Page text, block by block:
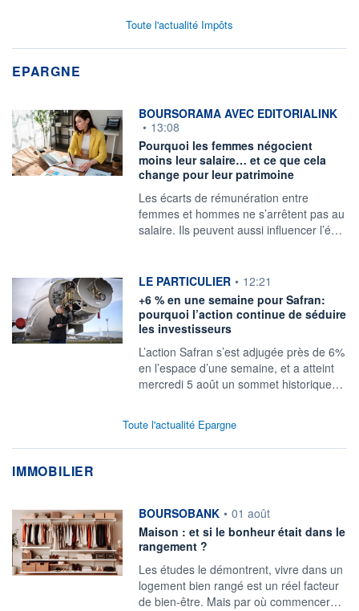
Toute l'actualité Impôts
EPARGNE
information fournie par
BOURSORAMA AVEC EDITORIALINK
• 13:08
Pourquoi les femmes négocient
moins leur salaire… et ce que cela
change pour leur patrimoine
Les écarts de rémunération entre
femmes et hommes ne s’arrêtent pas au
salaire. Ils peuvent aussi influencer l’é…
information fournie par
LE PARTICULIER • 12:21
+6 % en une semaine pour Safran:
pourquoi l’action continue de séduire
les investisseurs
L’action Safran s’est adjugée près de 6%
en l’espace d’une semaine, et a atteint
mercredi 5 août un sommet historique…
Toute l'actualité Epargne
IMMOBILIER
information fournie par
BOURSOBANK • 01 août
Maison : et si le bonheur était dans le
rangement ?
Les études le démontrent, vivre dans un
logement bien rangé est un réel facteur
de bien-être. Mais par où commencer…